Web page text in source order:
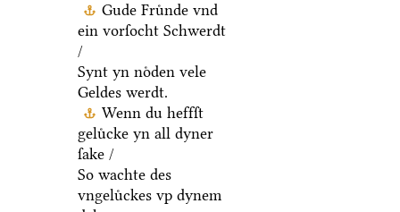
Gude Fruͤnde vnd
ein vorſocht Schwerdt
/
Synt yn noͤden vele
Geldes werdt.
Wenn du heffſt
geluͤcke yn all dyner
ſake /
So wachte des
vngeluͤckes vp dynem